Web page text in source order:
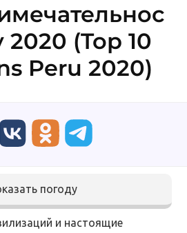
(Top 10
Peru 2020)
погоду
и настоящие